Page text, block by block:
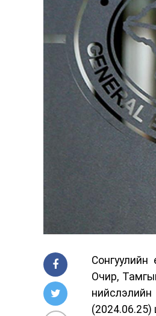
Очир,
(2024.06.25)